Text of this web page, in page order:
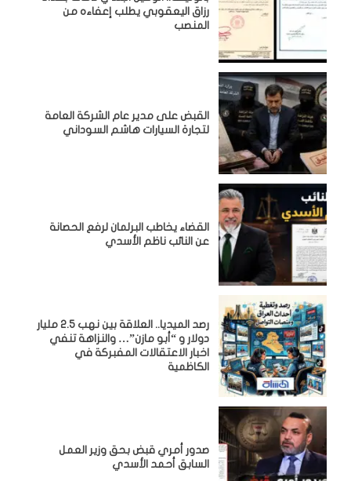
رزاق اليعقوبي يطلب إعفاءه من
المنصب
القبض على مدير عام الشركة العامة
لتجارة السيارات هاشم السوداني
القضاء يخاطب البرلمان لرفع الحصانة
عن النائب ناظم الأسدي
رصد الميديا.. العلاقة بين نهب 2.5 مليار
دولار و “أبو مازن”… والنزاهة تنفي
اخبار الاعتقالات المفبركة في
الكاظمية
صدور أمري قبض بحق وزير العمل
السابق أحمد الأسدي